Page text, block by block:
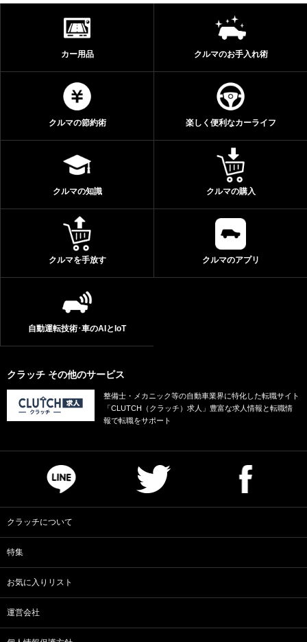
カー用品 クルマのお手入れ術
クルマの節約術 楽しく便利なカーライフ
クルマの知識 クルマの購入
クルマを手放す クルマのアプリ
自動運転技術･車のAIとIoT
クラッチ その他のサービス
整備士・メカニック等の自動車業界に特化した転職サイト
「CLUTCH（クラッチ）求人」豊富な求人情報と転職情
報で転職をサポート
クラッチについて
特集
お気に入りリスト
運営会社